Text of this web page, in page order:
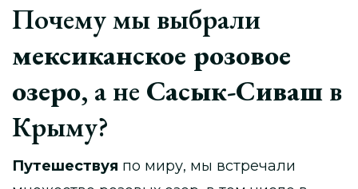
Почему мы выбрали
мексиканское розовое
озеро, а не Сасык-Сиваш в
Крыму?
Путешествуя по миру, мы встречали